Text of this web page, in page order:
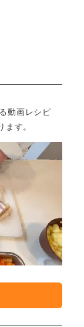
動画レシピ
す。